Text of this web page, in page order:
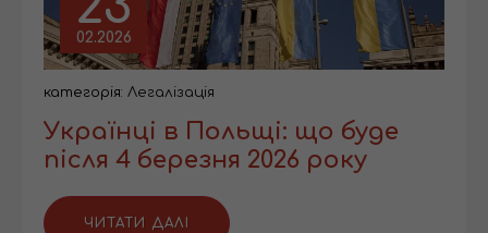
02.2026
категорія: Легалізація
Українці в Польщі: що буде
після 4 березня 2026 року
ЧИТАТИ ДАЛІ